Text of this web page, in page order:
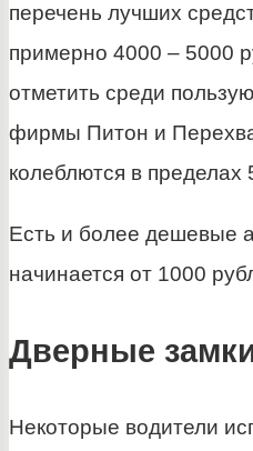
перечень лучших
примерно 4000 – 5000
отметить среди
фирмы Питон и
колеблются в
Есть и более дешевые
начинается от 1000
Дверные
Некоторые водители